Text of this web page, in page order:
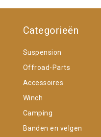
Categorieën
Suspension
Offroad-Parts
Accessoires
Winch
Camping
Banden en velgen